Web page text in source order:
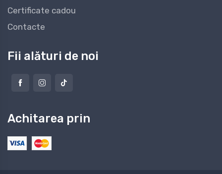
Certificate cadou
Contacte
Fii alături de noi
Achitarea prin